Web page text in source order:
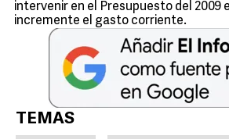
intervenir en el Presupuesto del 2009
incremente el gasto corriente.
TEMAS